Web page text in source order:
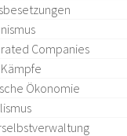
Companies
Ökonomie